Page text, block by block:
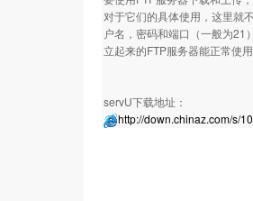
对于它们的具体使用，这里就
户名，密码和端口（一般为
立起来的FTP服务器能正常使
servU下载地址：
http://down.chinaz.com/s/